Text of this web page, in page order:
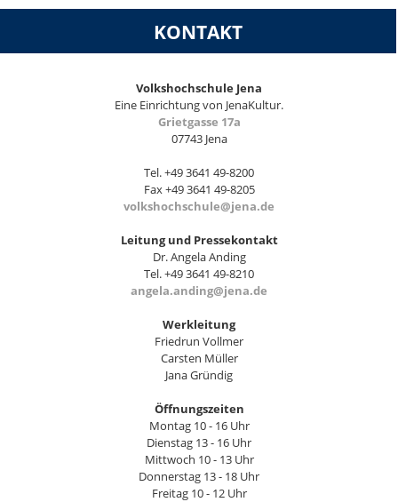
KONTAKT
Volkshochschule Jena
Eine Einrichtung von JenaKultur.
Grietgasse 17a
07743 Jena
Tel. +49 3641 49-8200
Fax +49 3641 49-8205
volkshochschule@jena.de
Leitung und Pressekontakt
Dr. Angela Anding
Tel. +49 3641 49-8210
angela.anding@jena.de
Werkleitung
Friedrun Vollmer
Carsten Müller
Jana Gründig
Öffnungszeiten
Montag 10 - 16 Uhr
Dienstag 13 - 16 Uhr
Mittwoch 10 - 13 Uhr
Donnerstag 13 - 18 Uhr
Freitag 10 - 12 Uhr